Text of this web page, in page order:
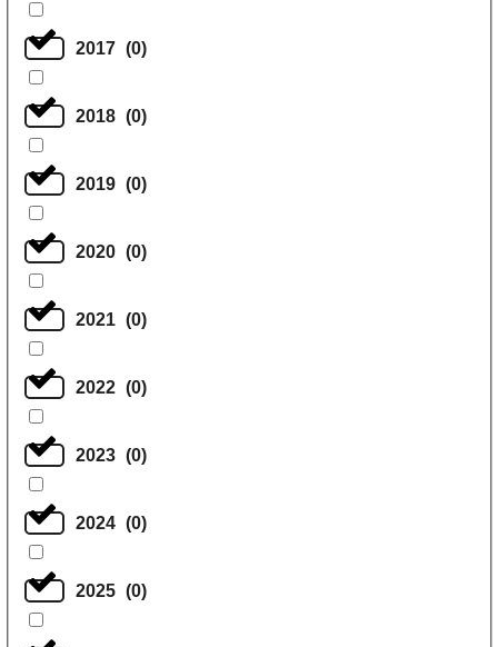
2017 (0)
2018 (0)
2019 (0)
2020 (0)
2021 (0)
2022 (0)
2023 (0)
2024 (0)
2025 (0)